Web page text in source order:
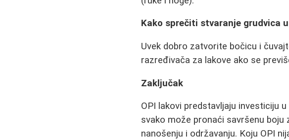
Kako sprečiti stvaranje grudvica
Uvek dobro zatvorite bočicu i
razređivača za lakove ako se
Zaključak
OPI lakovi predstavljaju investiciju
svako može pronaći savršenu boju
nanošenju i održavanju. Koju OPI